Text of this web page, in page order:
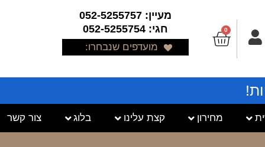
0
מעיין: 052-5255757
חגי: 052-5255754
מועדפים שנבחרו:
מחירון קצת עלינו בלוג צור קשר